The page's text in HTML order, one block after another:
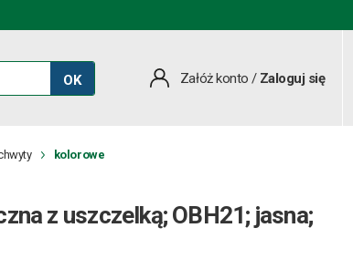
OK Załóż konto / Zaloguj się
kolorowe
z uszczelką; OBH21; jasna;